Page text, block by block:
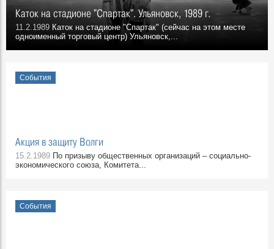
Каток на стадионе "Спартак". Ульяновск, 1989 г.
11.2.1989 Каток на стадионе "Спартак" (сейчас на этом месте
одноименный торговый центр) Ульяновск,...
События
Акция в защиту Волги
15.2.1989 По призыву общественных организаций – социально-
экономического союза, Комитета...
События